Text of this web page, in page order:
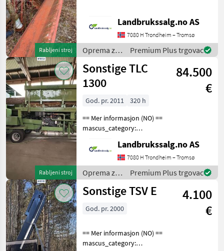
Rabljeni stroj
reference number upon
request: 8667 See
en.landbrukssalg.no/8667
for more ima
Landbrukssalg.no AS
7080 H Trondheim – Tromsø
Oprema za
šumu i
obradu
drveta /
Sonstige
Premium Plus trgovac
Rabljeni stroj
Sonstige TLC
1300
84.500
€
God. pr. 2011
320 h
== Mer informasjon (NO) ==
mascus_category:
provide reference number
upon request: 1853 See
en.landbrukssalg.no/1853
for more images Spe
Landbrukssalg.no AS
7080 H Trondheim – Tromsø
Oprema za
šumu i
obradu
Sonstige
Premium Plus trgovac
Sonstige TSV E
4.100
€
God. pr. 2000
== Mer informasjon (NO) ==
mascus_category: